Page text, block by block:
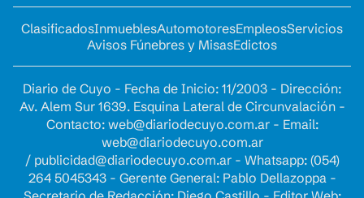
ClasificadosInmueblesAutomotoresEmpleosServicios
Avisos Fúnebres y MisasEdictos
Diario de Cuyo - Fecha de Inicio: 11/2003 - Dirección:
Av. Alem Sur 1639. Esquina Lateral de Circunvalación -
Contacto: web@diariodecuyo.com.ar- Email:
web@diariodecuyo.com.ar
/ publicidad@diariodecuyo.com.ar- Whatsapp: (054)
264 5045343 - Gerente General: Pablo Dellazoppa -